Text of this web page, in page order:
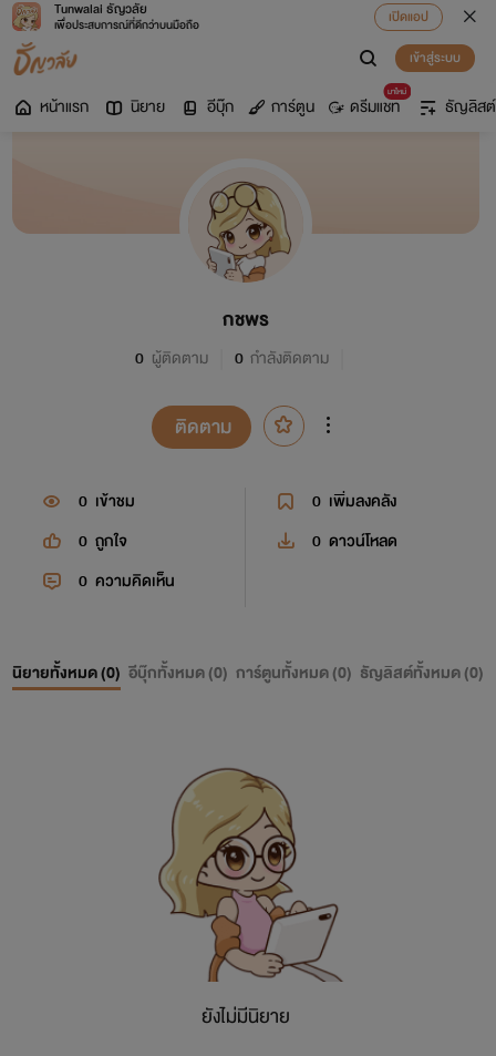
Tunwalai ธัญวลัย
เพื่อประสบการณ์ที่ดีกว่าบนมือถือ
เปิดแอป
เข้าสู่ระบบ
หน้าแรก นิยาย อีบุ๊ก การ์ตูน
มาใหม่
ดรีมแชท ธัญลิสต์
กชพร
0 ผู้ติดตาม 0 กำลังติดตาม
ติดตาม
0 เข้าชม 0 เพิ่มลงคลัง
0 ถูกใจ 0 ดาวน์โหลด
0 ความคิดเห็น
นิยายทั้งหมด (0) อีบุ๊กทั้งหมด (0) การ์ตูนทั้งหมด (0) ธัญลิสต์ทั้งหมด (0)
ยังไม่มีนิยาย